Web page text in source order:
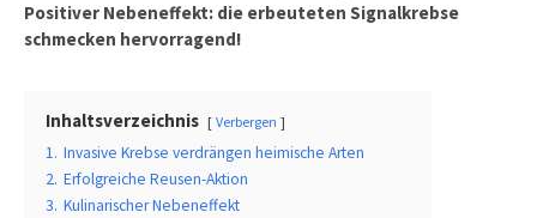
Positiver Nebeneffekt: die erbeuteten Signalkrebse
schmecken hervorragend!
Inhaltsverzeichnis Verbergen
1. Invasive Krebse verdrängen heimische Arten
2. Erfolgreiche Reusen-Aktion
3. Kulinarischer Nebeneffekt